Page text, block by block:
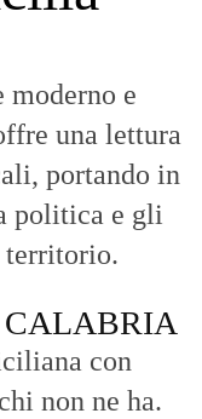
e
una lettura
portando in
politica e gli
territorio.
CALABRIA
con
non ne ha.